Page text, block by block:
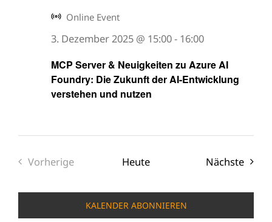
MCP Server & Neuigkeiten zu Azure AI
Foundry: Die Zukunft der AI-Entwicklung
verstehen und nutzen
3. Dezember 2025 @ 15:00- 16:00
Online Event
Vorherige
Heute Nächste
KALENDER ABONNIEREN